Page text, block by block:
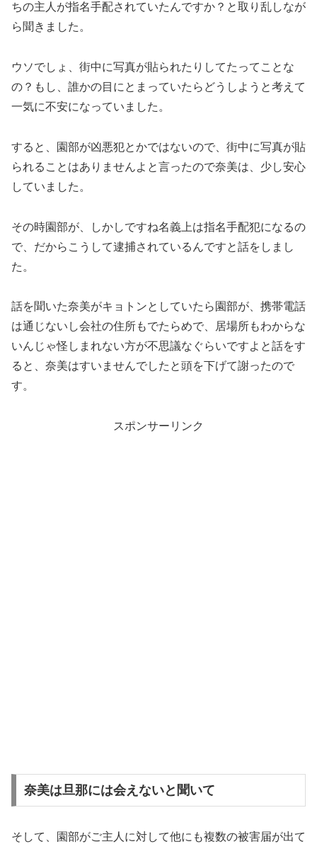
ちの主人が指名手配されていたんですか？と取り乱しなが
ら聞きました。
ウソでしょ、街中に写真が貼られたりしてたってことな
の？もし、誰かの目にとまっていたらどうしようと考えて
一気に不安になっていました。
すると、園部が凶悪犯とかではないので、街中に写真が貼
られることはありませんよと言ったので奈美は、少し安心
していました。
その時園部が、しかしですね名義上は指名手配犯になるの
で、だからこうして逮捕されているんですと話をしまし
た。
話を聞いた奈美がキョトンとしていたら園部が、携帯電話
は通じないし会社の住所もでたらめで、居場所もわからな
いんじゃ怪しまれない方が不思議なぐらいですよと話をす
ると、奈美はすいませんでしたと頭を下げて謝ったので
す。
スポンサーリンク
奈美は旦那には会えないと聞いて
そして、園部がご主人に対して他にも複数の被害届が出て